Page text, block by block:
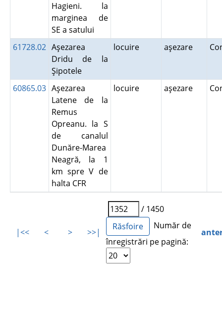
Hagieni. la
marginea de
SE a satului
61728.02 Aşezarea
Dridu de la
Şipotele
locuire aşezare
60865.03 Aşezarea
Latene de la
Remus
Opreanu. la S
de canalul
Dunăre-Marea
Neagră, la 1
km spre V de
halta CFR
locuire aşezare
|<< < > >>|
/ 1450
Număr de
înregistrări pe pagină: